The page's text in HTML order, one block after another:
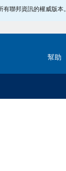
聯邦資訊的權威版本。
幫助